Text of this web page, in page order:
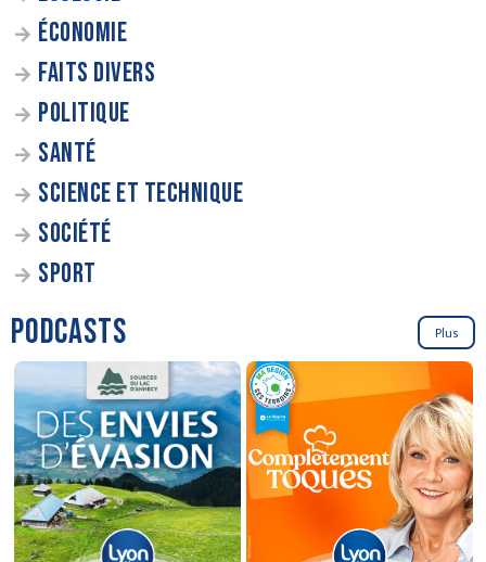
ÉCONOMIE
FAITS DIVERS
POLITIQUE
SANTÉ
SCIENCE ET TECHNIQUE
SOCIÉTÉ
SPORT
PODCASTS Plus